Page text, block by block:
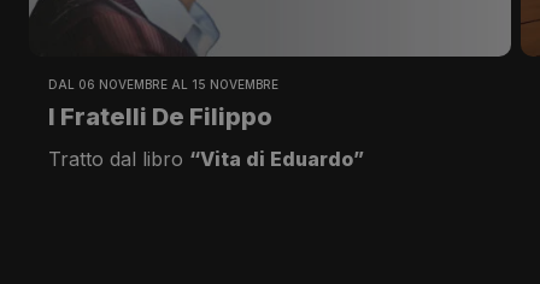
DAL 06 NOVEMBRE AL 15 NOVEMBRE
I Fratelli De Filippo
Tratto dal libro “Vita di Eduardo”